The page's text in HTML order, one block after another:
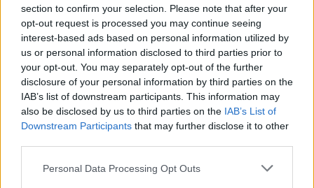
section to confirm your selection. Please note that after your
opt-out request is processed you may continue seeing
interest-based ads based on personal information utilized by
us or personal information disclosed to third parties prior to
your opt-out. You may separately opt-out of the further
disclosure of your personal information by third parties on the
IAB’s list of downstream participants. This information may
also be disclosed by us to third parties on the IAB’s List of
Downstream Participants that may further disclose it to other
Please note that this website/app uses one or more Google
Personal Data Processing Opt Outs
Sigue leyendo
CRIPTOMONEDAS